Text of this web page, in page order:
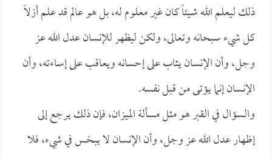
ذلك ليعلم الله شيئاً كان غير معلوم له، بل هو عالم قد علم أزلاً
كل شيء سبحانه وتعالى، ولكن ليظهر للإنسان عدل الله عز
وجل، وأن الإنسان يثاب على إحسانه ويعاقب على إساءته، وأن
الإنسان إنما يؤتى من قبل نفسه.
والسؤال في القبر هو مثل مسألة الميزان، فإن ذلك يرجع إلى
إظهار عدل الله عز وجل، وأن الإنسان لا يبخس في شيء، فلا